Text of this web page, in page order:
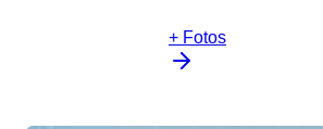
+ Fotos